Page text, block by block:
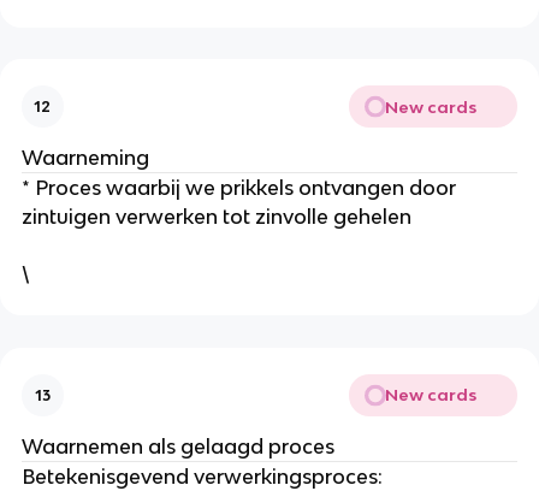
12 New cards
Waarneming
* Proces waarbij we prikkels ontvangen door
zintuigen verwerken tot zinvolle gehelen
\
13 New cards
Waarnemen als gelaagd proces
Betekenisgevend verwerkingsproces: